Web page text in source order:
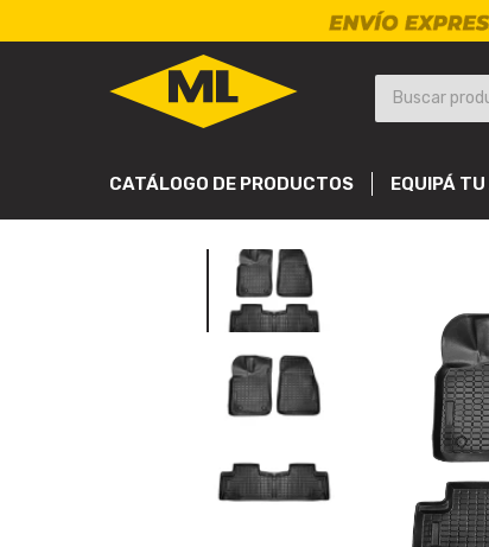
CATÁLOGO DE PRODUCTOS EQUIPÁ